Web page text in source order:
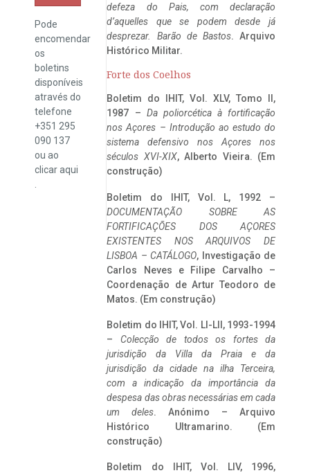
Pode
encomendar
os
boletins
disponíveis
através do
telefone
+351 295
090 137
ou ao
clicaraqui
defeza do Pais, com declaração
d’aquelles que se podem desde já
desprezar. Barão de Bastos. Arquivo
Histórico Militar.
Forte dos Coelhos
Boletim do IHIT, Vol. XLV, Tomo II,
1987 – Da poliorcética à fortificação
nos Açores – Introdução ao estudo do
sistema defensivo nos Açores nos
séculos XVI-XIX, Alberto Vieira. (Em
construção)
Boletim do IHIT, Vol. L, 1992 –
DOCUMENTAÇÃO SOBRE AS
FORTIFICAÇÕES DOS AÇORES
EXISTENTES NOS ARQUIVOS DE
LISBOA – CATÁLOGO, Investigação de
Carlos Neves e Filipe Carvalho –
Coordenação de Artur Teodoro de
Matos. (Em construção)
Boletim do IHIT, Vol. LI-LII, 1993-1994
– Colecção de todos os fortes da
jurisdição da Villa da Praia e da
jurisdição da cidade na ilha Terceira,
com a indicação da importância da
despesa das obras necessárias em cada
um deles. Anónimo – Arquivo
Histórico Ultramarino. (Em
construção)
Boletim do IHIT, Vol. LIV, 1996,